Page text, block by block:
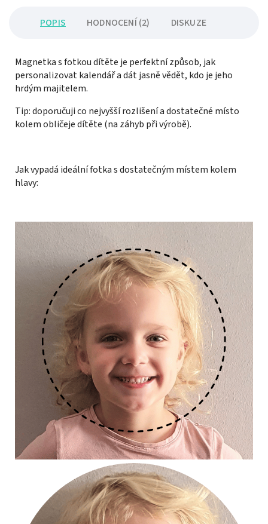
POPIS HODNOCENÍ (2) DISKUZE
Magnetka s fotkou dítěte je perfektní způsob, jak
personalizovat kalendář a dát jasně vědět, kdo je jeho
hrdým majitelem.
Tip: doporučuji co nejvyšší rozlišení a dostatečné místo
kolem obličeje dítěte (na záhyb při výrobě).
Jak vypadá ideální fotka s dostatečným místem kolem
hlavy: